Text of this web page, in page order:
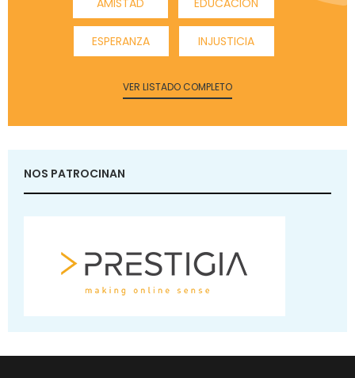
ESPERANZA INJUSTICIA
VER LISTADO COMPLETO
NOS PATROCINAN